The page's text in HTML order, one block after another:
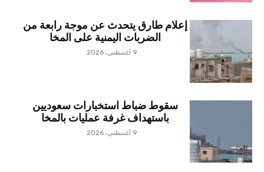
إعلام طارق يتحدث عن موجة رابعة من
الضربات اليمنية على المخا
9 أغسطس، 2026
سقوط ضباط استخبارات سعوديين
باستهداف غرفة عمليات بالمخا
9 أغسطس، 2026